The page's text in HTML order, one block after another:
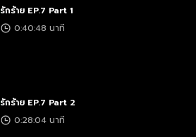
รักร้าย EP.7 Part 1
0:40:48 นาที
รักร้าย EP.7 Part 2
0:28:04 นาที